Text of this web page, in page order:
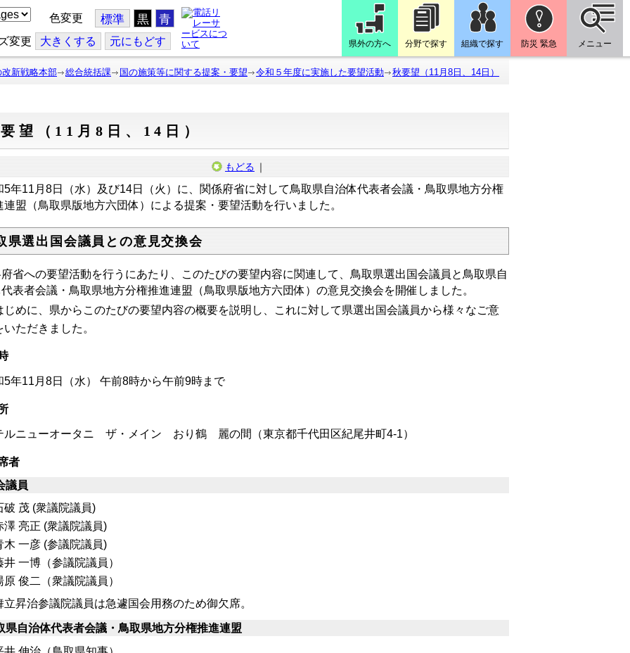
色変更 標準 黒 青
変更 大きくする 元にもどす 県外の方へ 分野で探す 組織で探す 防災 緊急 メニュー
改新戦略本部 総合統括課 国の施策等に関する提案・要望 令和５年度に実施した要望活動 秋要望（11月8日、14日）
望（11月8日、14日）
もどる ｜
5年11月8日（水）及び14日（火）に、関係府省に対して鳥取県自治体代表者会議・鳥取県地方分権
連盟（鳥取県版地方六団体）による提案・要望活動を行いました。
県選出国会議員との意見交換会
への要望活動を行うにあたり、このたびの要望内容に関連して、鳥取県選出国会議員と鳥取県自
表者会議・鳥取県地方分権推進連盟（鳥取県版地方六団体）の意見交換会を開催しました。
めに、県からこのたびの要望内容の概要を説明し、これに対して県選出国会議員から様々なご意
いただきました。
5年11月8日（水） 午前8時から午前9時まで
ルニューオータニ ザ・メイン おり鶴 麗の間（東京都千代田区紀尾井町4-1）
者
議員
破 茂 (衆議院議員)
澤 亮正 (衆議院議員)
木 一彦 (参議院議員)
井 一博（参議院議員）
原 俊二（衆議院議員）
昇治参議院議員は急遽国会用務のため御欠席。
県自治体代表者会議・鳥取県地方分権推進連盟